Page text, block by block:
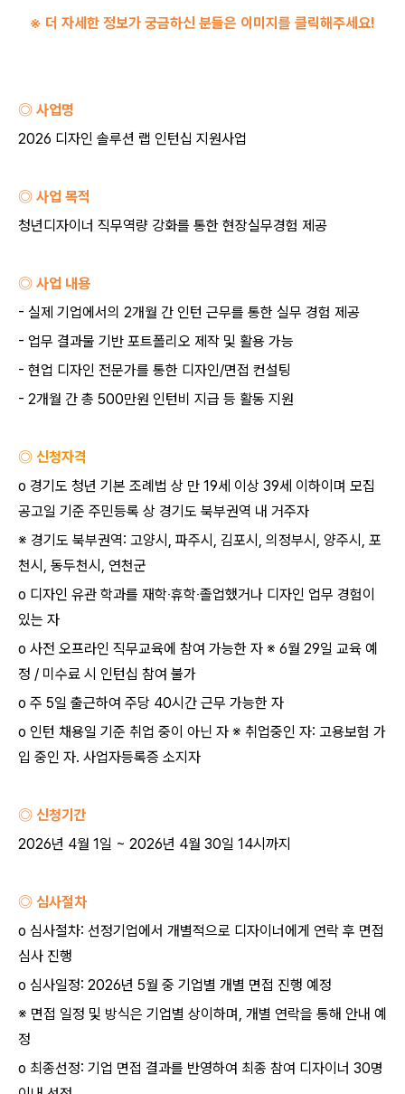
※ 더 자세한 정보가 궁금하신 분들은 이미지를 클릭해주세요!
◎ 사업명
2026 디자인 솔루션 랩 인턴십 지원사업
◎ 사업 목적
청년디자이너 직무역량 강화를 통한 현장실무경험 제공
◎ 사업 내용
- 실제 기업에서의 2개월 간 인턴 근무를 통한 실무 경험 제공
- 업무 결과물 기반 포트폴리오 제작 및 활용 가능
- 현업 디자인 전문가를 통한 디자인/면접 컨설팅
- 2개월 간 총 500만원 인턴비 지급 등 활동 지원
◎ 신청자격
o 경기도 청년 기본 조례법 상 만 19세 이상 39세 이하이며 모집
공고일 기준 주민등록 상 경기도 북부권역 내 거주자
※ 경기도 북부권역: 고양시 , 파주시 , 김포시 , 의정부시 , 양주시 , 포
천시 , 동두천시 , 연천군
o 디자인 유관 학과를 재학‧휴학‧졸업했거나 디자인 업무 경험이
있는 자
o 사전 오프라인 직무교육에 참여 가능한 자 ※ 6월 29일 교육 예
정 / 미수료 시 인턴십 참여 불가
o 주 5일 출근하여 주당 40시간 근무 가능한 자
o 인턴 채용일 기준 취업 중이 아닌 자 ※ 취업중인 자: 고용보험 가
입 중인 자. 사업자등록증 소지자
◎ 신청기간
2026년 4월 1일 ~ 2026년 4월 30일 14시까지
◎ 심사절차
o 심사절차: 선정기업에서 개별적으로 디자이너에게 연락 후 면접
심사 진행
o 심사일정: 2026년 5월 중 기업별 개별 면접 진행 예정
※ 면접 일정 및 방식은 기업별 상이하며, 개별 연락을 통해 안내 예
정
o 최종선정: 기업 면접 결과를 반영하여 최종 참여 디자이너 30명